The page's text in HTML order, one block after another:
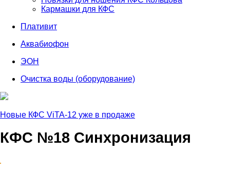
Кармашки для КФС
Плативит
Аквабиофон
ЭОН
Очистка воды (оборудование)
Новые КФС ViTA-12 уже в продаже
КФС №18 Синхронизация